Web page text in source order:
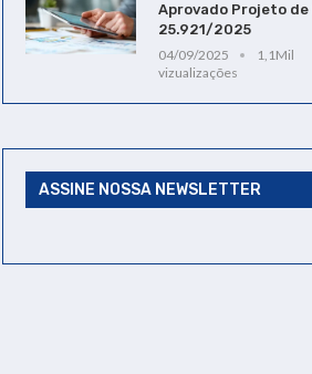
Aprovado Projeto de
25.921/2025
04/09/2025
1,1Mil
vizualizações
ASSINE NOSSA NEWSLETTER